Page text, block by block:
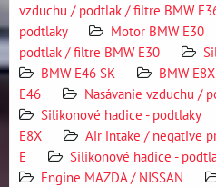
vzduchu / podtlak / filtre BMW
podtlaky
Motor BMW E30
podtlak / filtre BMW E30
BMW E46 SK
BMW
E46
Nasávanie vzduchu /
Silikonové hadice - podtlaky
E8X
Air intake / negative
E
Silikonové hadice -
Engine MAZDA / NISSAN